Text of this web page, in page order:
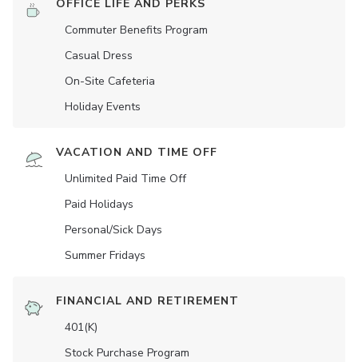
OFFICE LIFE AND PERKS
Commuter Benefits Program
Casual Dress
On-Site Cafeteria
Holiday Events
VACATION AND TIME OFF
Unlimited Paid Time Off
Paid Holidays
Personal/Sick Days
Summer Fridays
FINANCIAL AND RETIREMENT
401(K)
Stock Purchase Program